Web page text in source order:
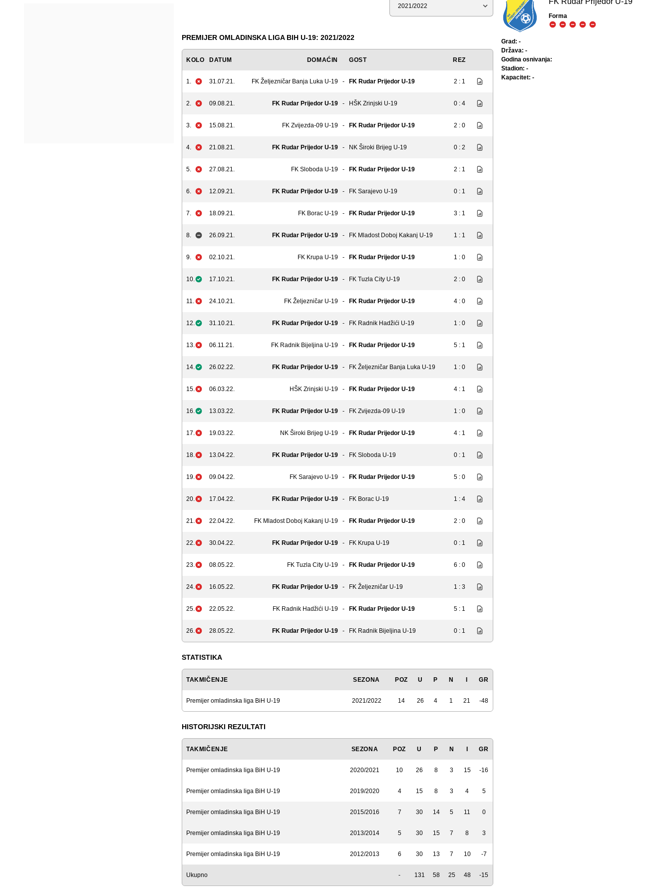
PREMIJER OMLADINSKA LIGA BIH U-19: 2021/2022
KOLO DATUM DOMAĆIN GOST REZ
1. 31.07.21. FK Željezničar Banja Luka U-19 - FK Rudar Prijedor U-19 2 : 1
2. 09.08.21. FK Rudar Prijedor U-19 - HŠK Zrinjski U-19 0 : 4
3. 15.08.21. FK Zvijezda-09 U-19 - FK Rudar Prijedor U-19 2 : 0
4. 21.08.21. FK Rudar Prijedor U-19 - NK Široki Brijeg U-19 0 : 2
5. 27.08.21. FK Sloboda U-19 - FK Rudar Prijedor U-19 2 : 1
6. 12.09.21. FK Rudar Prijedor U-19 - FK Sarajevo U-19 0 : 1
7. 18.09.21. FK Borac U-19 - FK Rudar Prijedor U-19 3 : 1
8. 26.09.21. FK Rudar Prijedor U-19 - FK Mladost Doboj Kakanj U-19 1 : 1
9. 02.10.21. FK Krupa U-19 - FK Rudar Prijedor U-19 1 : 0
10. 17.10.21. FK Rudar Prijedor U-19 - FK Tuzla City U-19 2 : 0
11. 24.10.21. FK Željezničar U-19 - FK Rudar Prijedor U-19 4 : 0
12. 31.10.21. FK Rudar Prijedor U-19 - FK Radnik Hadžići U-19 1 : 0
13. 06.11.21. FK Radnik Bijeljina U-19 - FK Rudar Prijedor U-19 5 : 1
14. 26.02.22. FK Rudar Prijedor U-19 - FK Željezničar Banja Luka U-19 1 : 0
15. 06.03.22. HŠK Zrinjski U-19 - FK Rudar Prijedor U-19 4 : 1
16. 13.03.22. FK Rudar Prijedor U-19 - FK Zvijezda-09 U-19 1 : 0
17. 19.03.22. NK Široki Brijeg U-19 - FK Rudar Prijedor U-19 4 : 1
18. 13.04.22. FK Rudar Prijedor U-19 - FK Sloboda U-19 0 : 1
19. 09.04.22. FK Sarajevo U-19 - FK Rudar Prijedor U-19 5 : 0
20. 17.04.22. FK Rudar Prijedor U-19 - FK Borac U-19 1 : 4
21. 22.04.22. FK Mladost Doboj Kakanj U-19 - FK Rudar Prijedor U-19 2 : 0
22. 30.04.22. FK Rudar Prijedor U-19 - FK Krupa U-19 0 : 1
23. 08.05.22. FK Tuzla City U-19 - FK Rudar Prijedor U-19 6 : 0
24. 16.05.22. FK Rudar Prijedor U-19 - FK Željezničar U-19 1 : 3
25. 22.05.22. FK Radnik Hadžići U-19 - FK Rudar Prijedor U-19 5 : 1
26. 28.05.22. FK Rudar Prijedor U-19 - FK Radnik Bijeljina U-19 0 : 1
STATISTIKA
TAKMIČENJE SEZONA POZ U P N GR
Premijer omladinska liga BiH U-19 2021/2022 14 26 4 1 21 -48
HISTORIJSKI REZULTATI
TAKMIČENJE SEZONA POZ U P N GR
Premijer omladinska liga BiH U-19 2020/2021 10 26 8 3 15 -16
Premijer omladinska liga BiH U-19 2019/2020 4 15 8 3 4 5
Premijer omladinska liga BiH U-19 2015/2016 7 30 14 5 11 0
Premijer omladinska liga BiH U-19 2013/2014 5 30 15 7 8 3
Premijer omladinska liga BiH U-19 2012/2013 6 30 13 7 10 -7
Ukupno - 131 58 25 48 -15
Forma
Grad: -
Država: -
Godina osnivanja:
Stadion: -
Kapacitet: -